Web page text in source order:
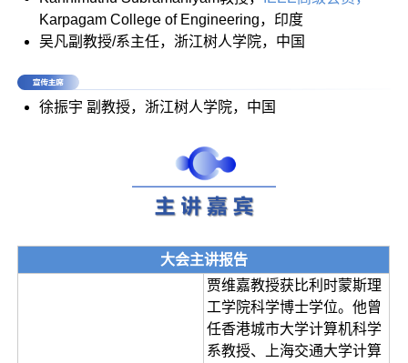
Karpagam College of Engineering，印度
吴凡副教授/系主任，浙江树人学院，中国
徐振宇 副教授，浙江树人学院，中国
大会主讲报告
贾维嘉教授获比利时蒙斯理
工学院科学博士学位。他曾
任香港城市大学计算机科学
系教授、上海交通大学计算